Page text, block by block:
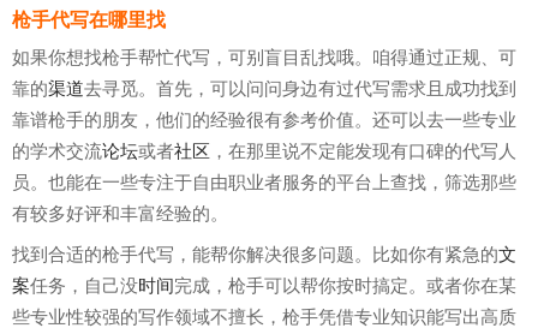
枪手代写在哪里找
如果你想找枪手帮忙代写，可别盲目乱找哦。咱得通过正规、可
靠的渠道去寻觅。首先，可以问问身边有过代写需求且成功找到
靠谱枪手的朋友，他们的经验很有参考价值。还可以去一些专业
的学术交流论坛或者社区 ，在那里说不定能发现有口碑的代写人
员。也能在一些专注于自由职业者服务的平台上查找，筛选那些
有较多好评和丰富经验的。
找到合适的枪手代写，能帮你解决很多问题。比如你有紧急的文
案任务，自己没时间完成，枪手可以帮你按时搞定。或者你在某
些专业性较强的写作领域不擅长，枪手凭借专业知识能写出高质